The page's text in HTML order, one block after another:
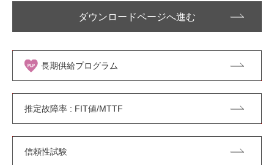
ダウンロードページへ進む
長期供給プログラム
推定故障率 : FIT値/MTTF
信頼性試験